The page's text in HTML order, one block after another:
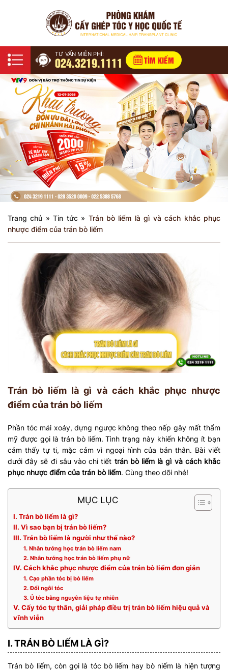
TƯ VẤN MIỄN PHÍ:
024.3219.1111 TÌM KIẾM
Trang chủ »Tin tức» Trán bò liếm là gì và cách khắc phục
nhược điểm của trán bò liếm
Trán bò liếm là gì và cách khắc phục nhược
điểm của trán bò liếm
Phần tóc mái xoáy, dựng ngược không theo nếp gây mất thẩm
mỹ được gọi là trán bò liếm. Tình trạng này khiến không ít bạn
cảm thấy tự ti, mặc cảm vì ngoại hình của bản thân. Bài viết
dưới đây sẽ đi sâu vào chi tiết trán bò liếm là gì và cách khắc
phục nhược điểm của trán bò liếm. Cùng theo dõi nhé!
MỤC LỤC
I. Trán bò liếm là gì?
II. Vì sao bạn bị trán bò liếm?
III. Trán bò liếm là người như thế nào?
1. Nhân tướng học trán bò liếm nam
2. Nhân tướng học trán bò liếm phụ nữ
IV. Cách khắc phục nhược điểm của trán bò liếm đơn giản
1. Cạo phần tóc bị bò liếm
2. Đổi ngôi tóc
3. Ủ tóc bằng nguyên liệu tự nhiên
V. Cấy tóc tự thân, giải pháp điều trị trán bò liếm hiệu quả và
vĩnh viễn
I. TRÁN BÒ LIẾM LÀ GÌ?
Trán bò liếm, còn gọi là tóc bò liếm hay bò niếm là hiện tượng